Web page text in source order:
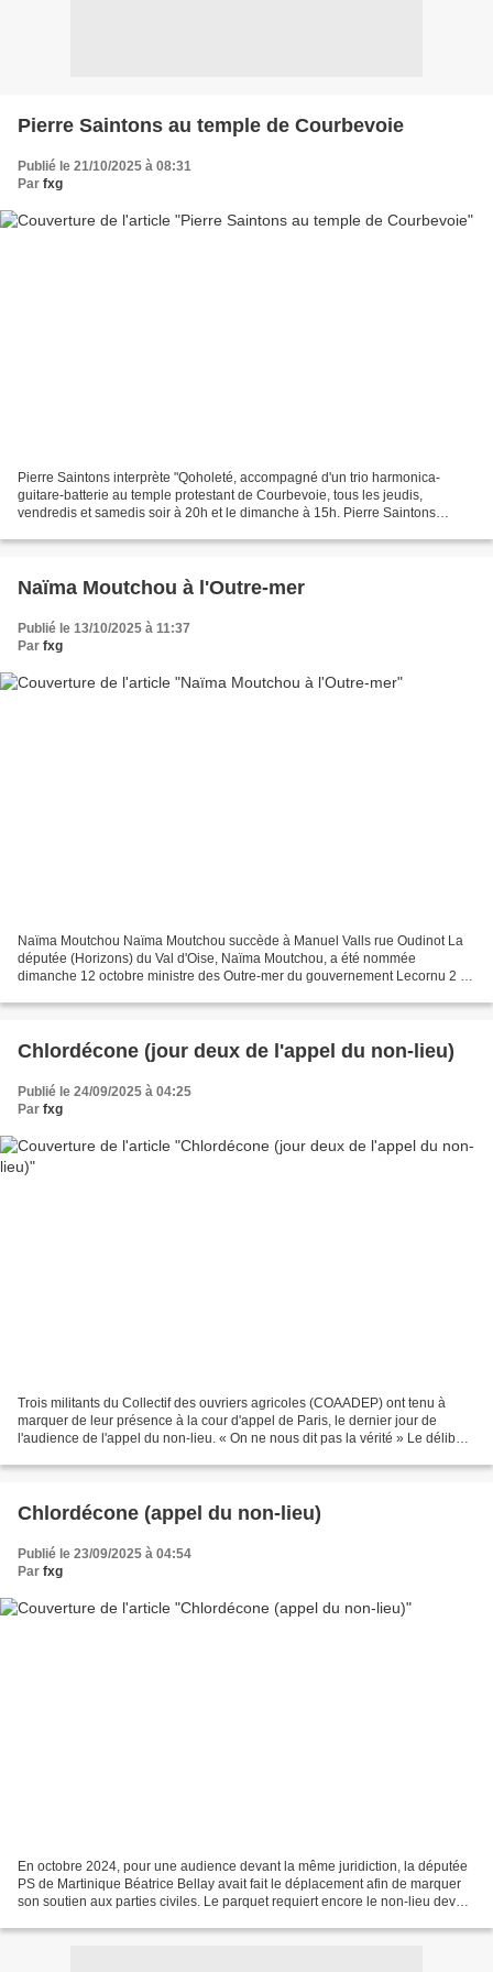
Pierre Saintons au temple de Courbevoie
Publié le 21/10/2025 à 08:31
Par fxg
Pierre Saintons interprète "Qoholeté, accompagné d'un trio harmonica-
guitare-batterie au temple protestant de Courbevoie, tous les jeudis,
vendredis et samedis soir à 20h et le dimanche à 15h. Pierre Saintons
Naïma Moutchou à l'Outre-mer
Publié le 13/10/2025 à 11:37
Par fxg
Naïma Moutchou Naïma Moutchou succède à Manuel Valls rue Oudinot La
députée (Horizons) du Val d'Oise, Naïma Moutchou, a été nommée
dimanche 12 octobre ministre des Outre-mer du gouvernement Lecornu 2 en
Chlordécone (jour deux de l'appel du non-lieu)
Publié le 24/09/2025 à 04:25
Par fxg
Trois militants du Collectif des ouvriers agricoles (COAADEP) ont tenu à
marquer de leur présence à la cour d'appel de Paris, le dernier jour de
l'audience de l'appel du non-lieu. « On ne nous dit pas la vérité » Le délibéré
Chlordécone (appel du non-lieu)
Publié le 23/09/2025 à 04:54
Par fxg
En octobre 2024, pour une audience devant la même juridiction, la députée
PS de Martinique Béatrice Bellay avait fait le déplacement afin de marquer
son soutien aux parties civiles. Le parquet requiert encore le non-lieu devant